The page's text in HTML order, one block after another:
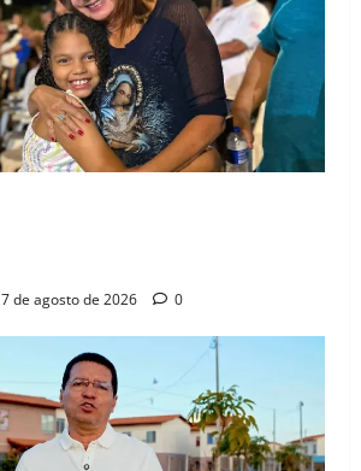
7 de agosto de 2026 0